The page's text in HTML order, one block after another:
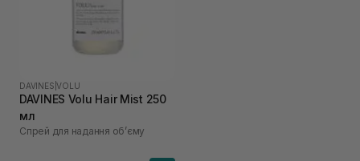
DAVINES |VOLU
DAVINES Volu Hair Mist 250
мл
Спрей для надання об’єму